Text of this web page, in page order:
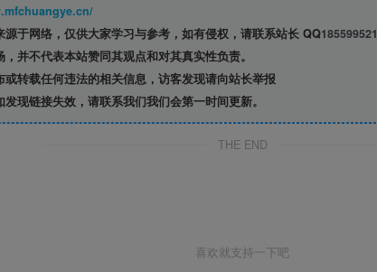
于网络，仅供大家学习与参考，如有侵权，请联系站长 QQ185599521
并不代表本站赞同其观点和对其真实性负责。
转载任何违法的相关信息，访客发现请向站长举报
现链接失效，请联系我们我们会第一时间更新。
THE END
喜欢就支持一下吧